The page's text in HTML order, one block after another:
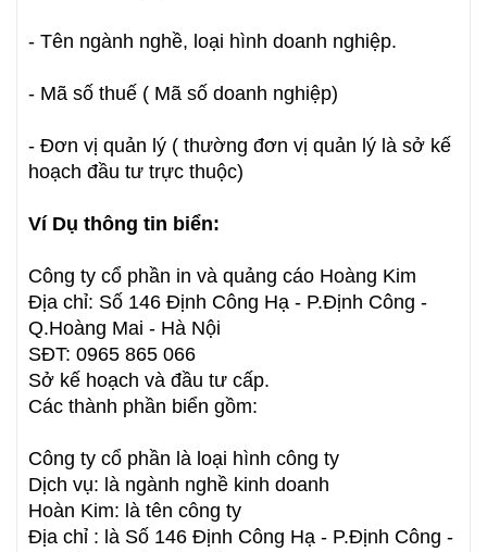
- Tên ngành nghề, loại hình doanh nghiệp.
- Mã số thuế ( Mã số doanh nghiệp)
- Đơn vị quản lý ( thường đơn vị quản lý là sở kế
hoạch đầu tư trực thuộc)
Ví Dụ thông tin biển:
Công ty cổ phần in và quảng cáo Hoàng Kim
Địa chỉ: Số 146 Định Công Hạ - P.Định Công -
Q.Hoàng Mai - Hà Nội
SĐT: 0965 865 066
Sở kế hoạch và đầu tư cấp.
Các thành phần biển gồm:
Công ty cổ phần là loại hình công ty
Dịch vụ: là ngành nghề kinh doanh
Hoàn Kim: là tên công ty
Địa chỉ : là Số 146 Định Công Hạ - P.Định Công -